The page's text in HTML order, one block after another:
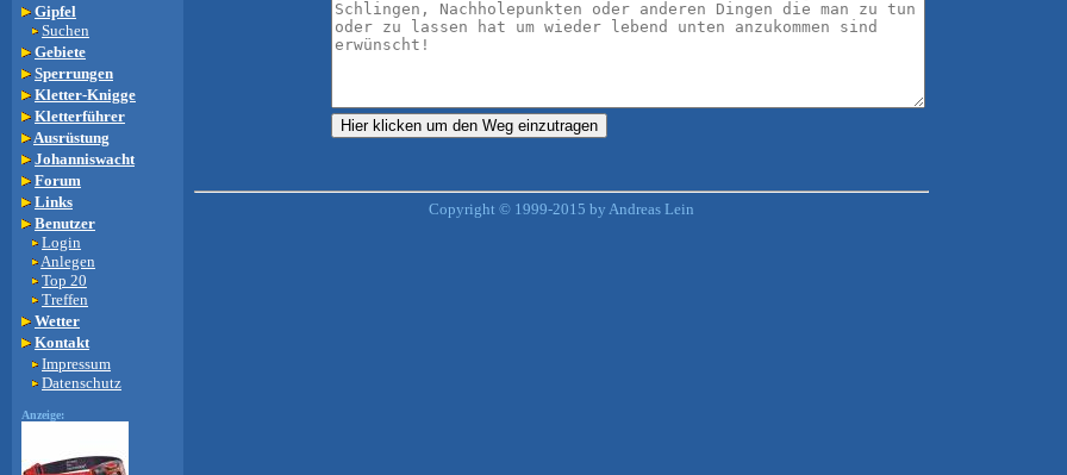
Gipfel
Suchen
Gebiete
Sperrungen
Kletter-Knigge
Kletterführer
Ausrüstung
Johanniswacht
Forum
Links
Benutzer
Login
Anlegen
Top 20
Treffen
Wetter
Kontakt
Impressum
Datenschutz
Anzeige:
Copyright © 1999-2015 by Andreas Lein